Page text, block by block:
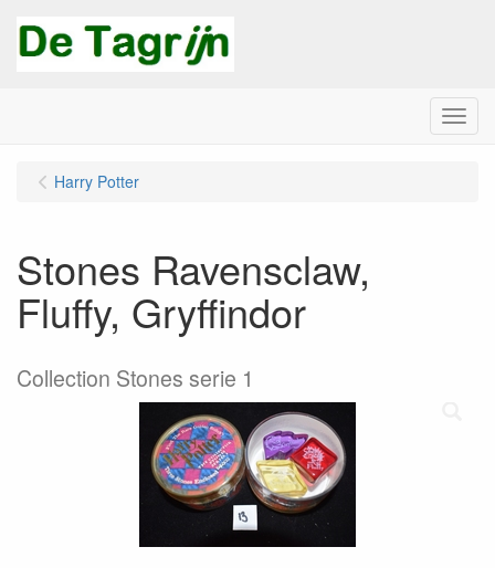
Menu
Harry Potter
Stones Ravensclaw,
Fluffy, Gryffindor
Collection Stones serie 1